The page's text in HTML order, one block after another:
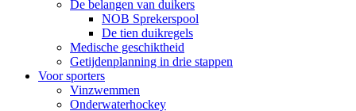
De belangen van duikers
NOB Sprekerspool
De tien duikregels
Medische geschiktheid
Getijdenplanning in drie stappen
Voor sporters
Vinzwemmen
Onderwaterhockey